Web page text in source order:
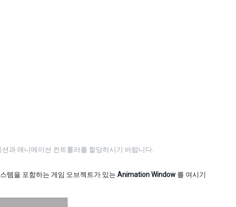
과 애니메이션 컨트롤러를 할당하시기 바랍니다.
템을 포함하는 게임 오브젝트가 있는 Animation Window 를 여시기